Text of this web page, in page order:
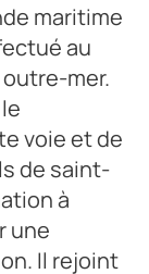
maritime
au
mer.
voie et de
de saint-
à
une
Il rejoint